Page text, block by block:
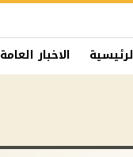
الاخبار العامة